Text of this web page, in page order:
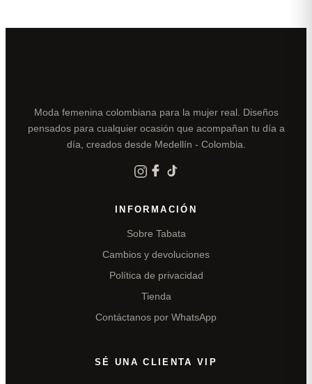
Moda femenina colombiana para la mujer real. Diseños
pensados para cualquier ocasión que acompañan tu día a
día, creados desde Medellín - Colombia.
INFORMACIÓN
Sobre Tabata
Cambios y devoluciones
Política de privacidad
Tienda
Contáctanos por WhatsApp
SÉ UNA CLIENTA VIP